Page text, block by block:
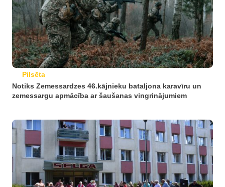
Pilsēta
Notiks Zemessardzes 46.kājnieku bataljona karavīru un
zemessargu apmācība ar šaušanas vingrinājumiem